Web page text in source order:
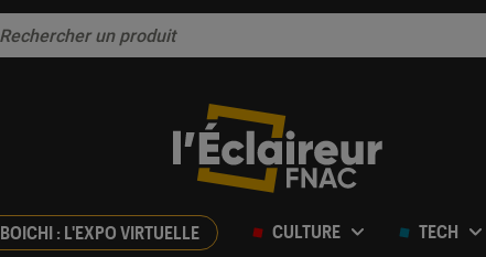
BOICHI : L'EXPO VIRTUELLE CULTURE TECH